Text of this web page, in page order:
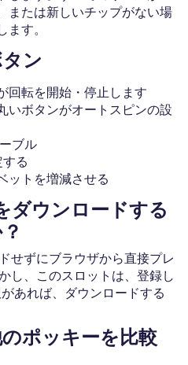
または新しいチップがない場
ます。
ン
回転を開始・停止します
いボタンがオートスピンの設
ブル
る
ットを増減させる
ダウンロードする
せずにブラウザから直接プレ
し、このスロットは、登録し
あれば、ダウンロードする
ポッキーを比較